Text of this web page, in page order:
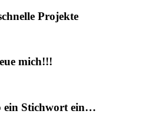
Projekte
mich!!!
ein Stichwort ein…